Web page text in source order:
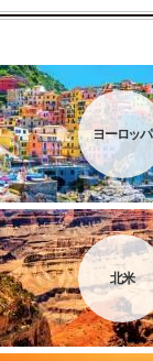
ヨーロッパ
北米